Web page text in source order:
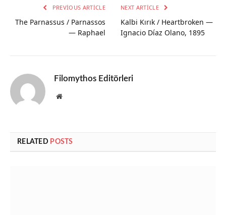
PREVIOUS ARTICLE
The Parnassus / Parnassos
— Raphael
NEXT ARTICLE
Kalbi Kırık / Heartbroken —
Ignacio Díaz Olano, 1895
Filomythos Editörleri
Website
RELATED POSTS